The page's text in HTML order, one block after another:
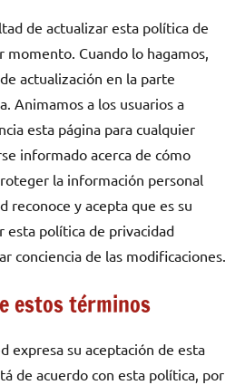
de actualizar esta política de
momento. Cuando lo hagamos,
actualización en la parte
Animamos a los usuarios a
esta página para cualquier
informado acerca de cómo
la información personal
reconoce y acepta que es su
esta política de privacidad
conciencia de las modificaciones.
estos términos
expresa su aceptación de esta
de acuerdo con esta política, por